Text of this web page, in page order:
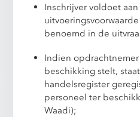
Inschrijver voldoet
benoemd in de
Indien
beschikking stelt,
handelsregister
personeel ter
Waadi);